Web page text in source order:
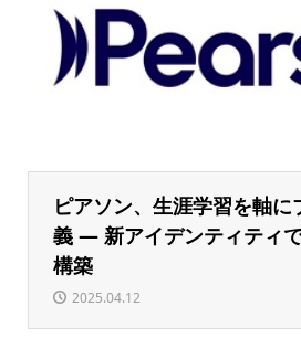
ピアソン、生涯学習を軸に
義 ― 新アイデンティティ
構築
2025.04.12